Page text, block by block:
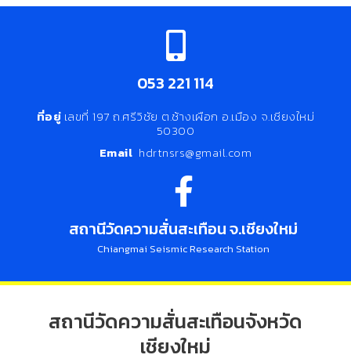
053 221 114
ที่อยู่ เลขที่ 197 ถ.ศรีวิชัย ต.ช้างเผือก อ.เมือง จ.เชียงใหม่
50300
Email hdrtnsrs@gmail.com
สถานีวัดความสั่นสะเทือน จ.เชียงใหม่
Chiangmai Seismic Research Station
สถานีวัดความสั่นสะเทือนจังหวัด
เชียงใหม่